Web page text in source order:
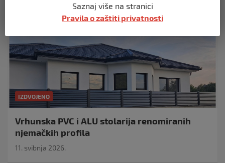
IZDVOJENO
Vrhunska PVC i ALU stolarija renomiranih
njemačkih profila
11. svibnja 2026.
Saznaj više na stranici
Pravila o zaštiti privatnosti